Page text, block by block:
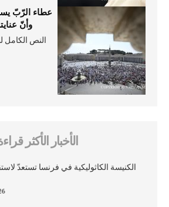
عطاء الرّبّ
وأنّ
النص الكامل
الأخبار الأكثر
الكنيسة الكاثوليكية في فرنسا تستعدّ